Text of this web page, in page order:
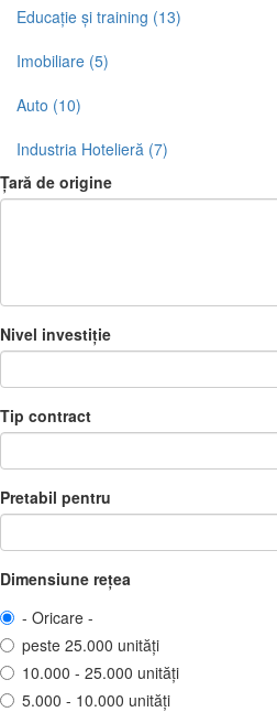
Educație și training (13)
Imobiliare (5)
Auto (10)
Industria Hotelieră (7)
Țară de origine
Nivel investiție
Tip contract
Pretabil pentru
Dimensiune rețea
- Oricare -
peste 25.000 unități
10.000 - 25.000 unități
5.000 - 10.000 unități